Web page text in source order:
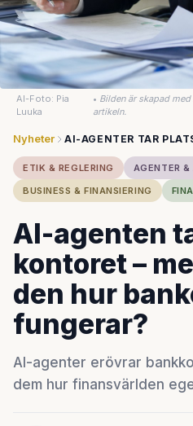
AI-Foto: Pia
Luuka
• Bilden är skapad
artikeln.
Nyheter AI-AGENTER TAR
ETIK & REGLERING
AGENTER
BUSINESS & FINANSIERING
AI-agenten
kontoret –
den hur
fungerar?
AI-agenter erövrar
dem hur finansvärlden